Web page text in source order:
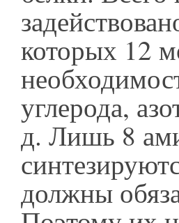
которых 12
углерода,
д. Лишь 8
должны